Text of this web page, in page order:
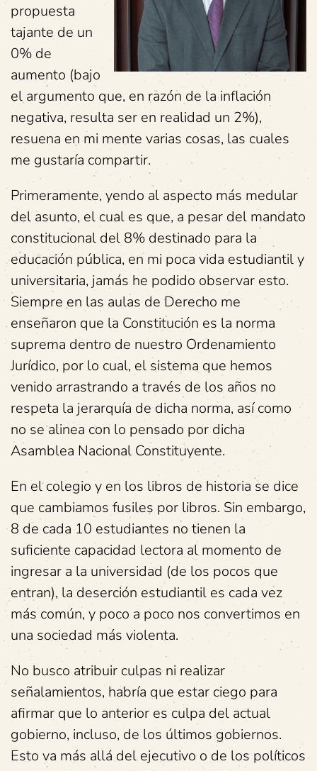
propuesta
tajante de un
0% de
aumento (bajo
el argumento que, en razón de la inflación
negativa, resulta ser en realidad un 2%),
resuena en mi mente varias cosas, las cuales
me gustaría compartir.
Primeramente, yendo al aspecto más medular
del asunto, el cual es que, a pesar del mandato
constitucional del 8% destinado para la
educación pública, en mi poca vida estudiantil y
universitaria, jamás he podido observar esto.
Siempre en las aulas de Derecho me
enseñaron que la Constitución es la norma
suprema dentro de nuestro Ordenamiento
Jurídico, por lo cual, el sistema que hemos
venido arrastrando a través de los años no
respeta la jerarquía de dicha norma, así como
no se alinea con lo pensado por dicha
Asamblea Nacional Constituyente.
En el colegio y en los libros de historia se dice
que cambiamos fusiles por libros. Sin embargo,
8 de cada 10 estudiantes no tienen la
suficiente capacidad lectora al momento de
ingresar a la universidad (de los pocos que
entran), la deserción estudiantil es cada vez
más común, y poco a poco nos convertimos en
una sociedad más violenta.
No busco atribuir culpas ni realizar
señalamientos, habría que estar ciego para
afirmar que lo anterior es culpa del actual
gobierno, incluso, de los últimos gobiernos.
Esto va más allá del ejecutivo o de los políticos